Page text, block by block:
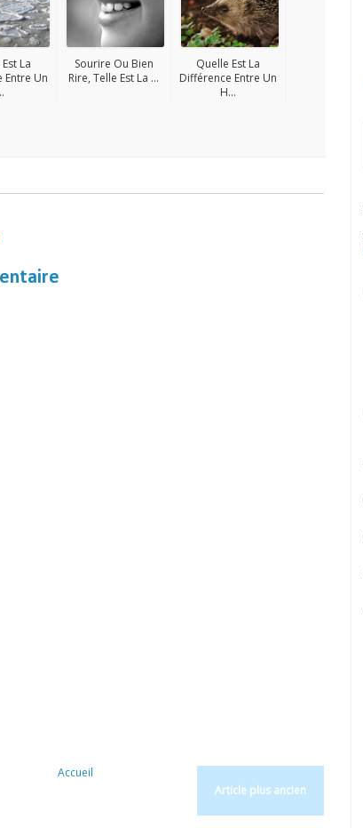
La
Entre Un
Sourire Ou Bien
Rire, Telle Est La ...
Quelle Est La
Différence Entre Un
H...
Article plus ancien
Accueil